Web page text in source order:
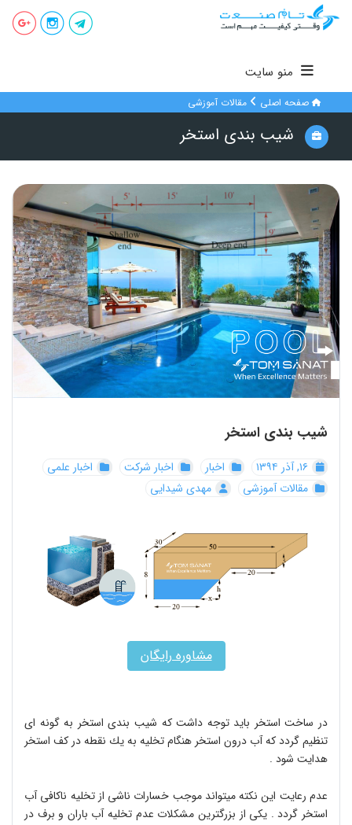
منو سایت
صفحه اصلی مقالات آموزشی
شیب بندی استخر
شیب بندی استخر
اخبار اخبار شرکت
اخبار علمی
مقالات آموزشی
مهدی شیدایی
مشاوره رایگان
در ساخت استخر باید توجه داشت كه شیب بندی استخر به گونه ای
تنظیم گردد كه آب درون استخر هنگام تخلیه به یك نقطه در كف استخر
هدایت شود .
عدم رعایت این نكته میتواند موجب خسارات ناشی از تخلیه ناكافی آب
استخر گردد . یكی از بزرگترین مشكلات عدم تخلیه آب باران و برف در